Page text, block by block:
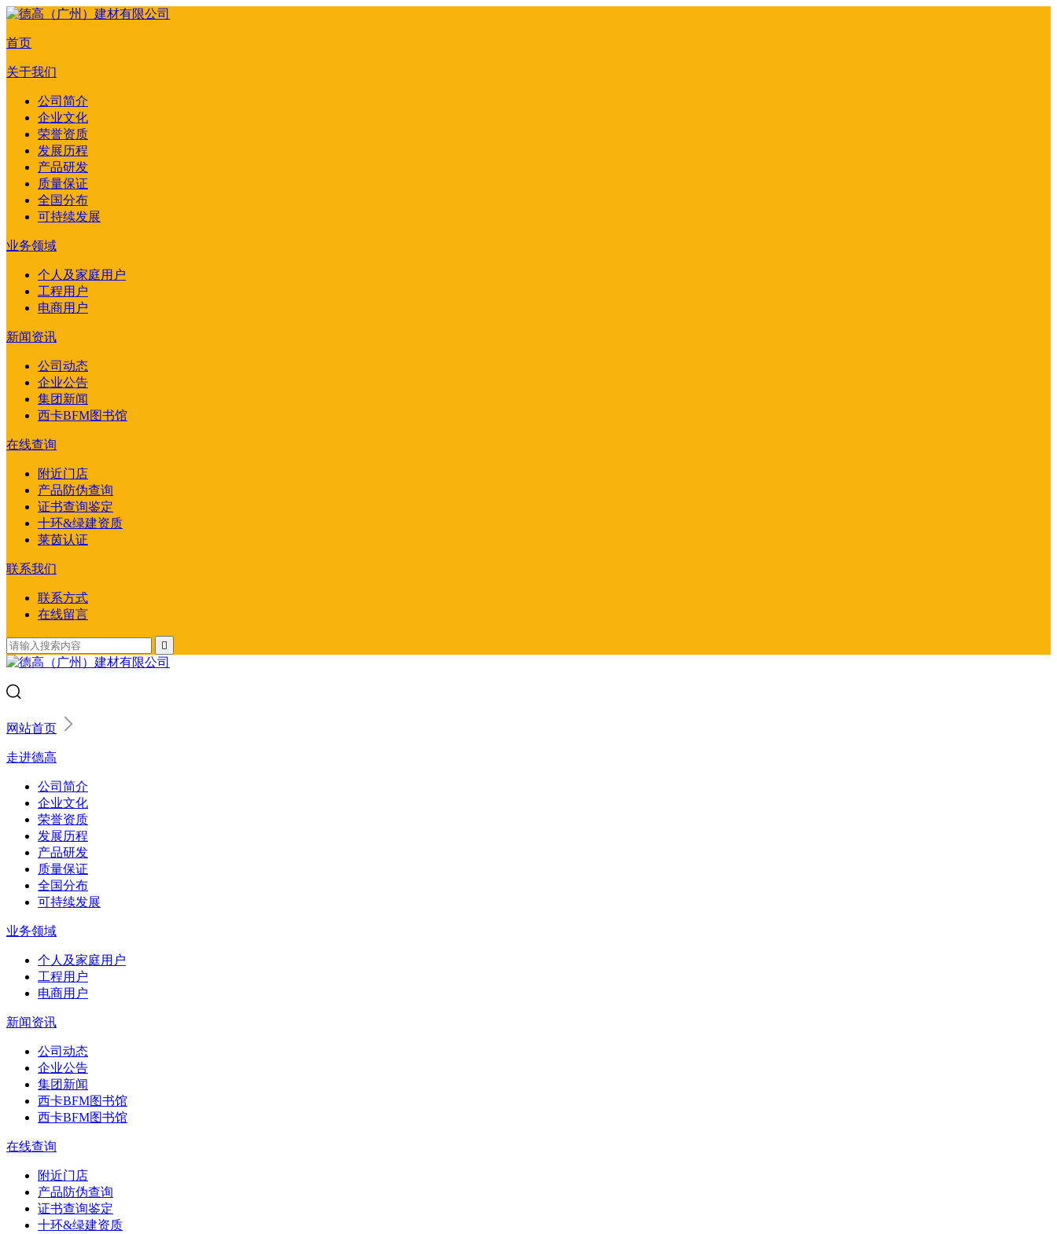
首页
关于我们
公司简介
企业文化
荣誉资质
发展历程
产品研发
质量保证
全国分布
可持续发展
业务领域
个人及家庭用户
工程用户
电商用户
新闻资讯
公司动态
企业公告
集团新闻
西卡BFM图书馆
在线查询
附近门店
产品防伪查询
证书查询鉴定
十环&绿建资质
莱茵认证
联系我们
联系方式
在线留言

网站首页
走进德高
公司简介
企业文化
荣誉资质
发展历程
产品研发
质量保证
全国分布
可持续发展
业务领域
个人及家庭用户
工程用户
电商用户
新闻资讯
公司动态
企业公告
集团新闻
西卡BFM图书馆
西卡BFM图书馆
在线查询
附近门店
产品防伪查询
证书查询鉴定
十环&绿建资质